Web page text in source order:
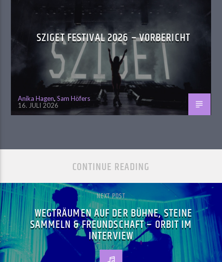
SZIGET FESTIVAL 2026 – VORBERICHT
Anika Hagen,Sam Höfers
16. JULI 2026
CONTINUE READING
NEXT POST
WEGTRÄUMEN AUF DER BÜHNE, STEINE
SAMMELN & FREUNDSCHAFT – ORBIT IM
INTERVIEW